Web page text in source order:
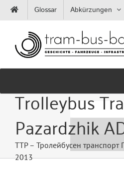
Zum
Inhalt
Glossar Abkürzungen
Trolleybus
Pazardzhik
TTP – Тролейбусен
2013